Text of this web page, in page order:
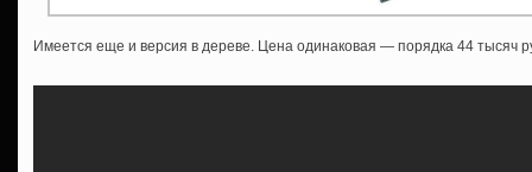
Имеется еще и версия в дереве. Цена одинаковая — порядка 44 тысяч